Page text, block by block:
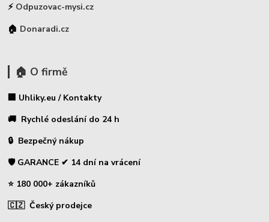
⚡ Odpuzovac-mysi.cz
🏠 Donaradi.cz
🏠 O firmě
🏢 Uhliky.eu / Kontakty
🚚 Rychlé odeslání do 24 h
🔒 Bezpečný nákup
🛡️ GARANCE ✔ 14 dní na vrácení
⭐ 180 000+ zákazníků
🇨🇿 Český prodejce